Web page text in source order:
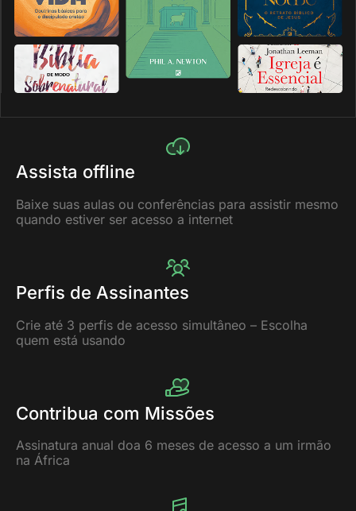
Assista offline
Baixe suas aulas ou conferências para assistir mesmo
quando estiver ser acesso a internet
Perfis de Assinantes
Crie até 3 perfis de acesso simultâneo – Escolha
quem está usando
Contribua com Missões
Assinatura anual doa 6 meses de acesso a um irmão
na África